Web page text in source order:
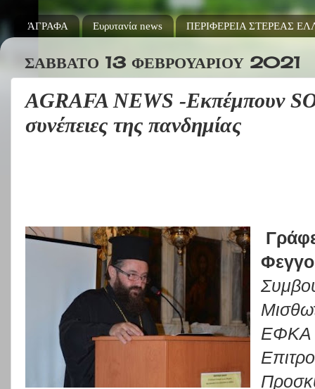
ΆΓΡΑΦΑ Ευρυτανία news ΠΕΡΙΦΕΡΕΙΑ ΣΤΕΡΕΑΣ
ΣΆΒΒΑΤΟ 13 ΦΕΒΡΟΥΑΡΊΟΥ 2021
AGRAFA NEWS -Εκπέμπουν
συνέπειες της πανδημίας
ΕΦΚΑ